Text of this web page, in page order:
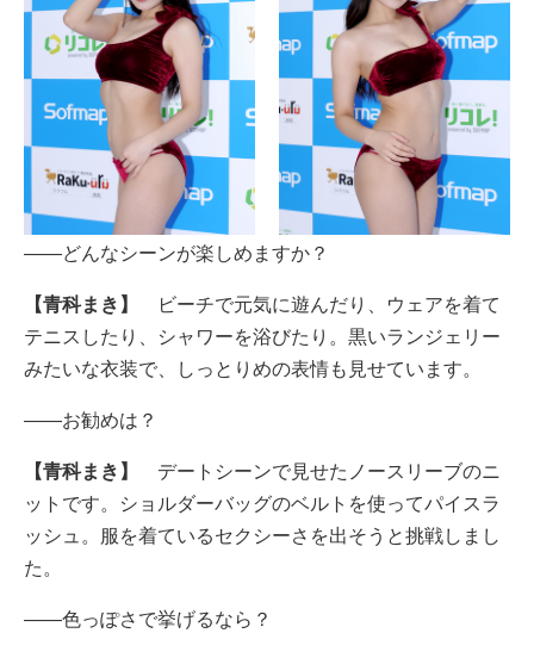
――どんなシーンが楽しめますか？
【青科まき】
ビーチで元気に遊んだり、ウェアを着て
テニスしたり、シャワーを浴びたり。黒いランジェリー
みたいな衣装で、しっとりめの表情も見せています。
――お勧めは？
【青科まき】
デートシーンで見せたノースリーブのニ
ットです。ショルダーバッグのベルトを使ってパイスラ
ッシュ。服を着ているセクシーさを出そうと挑戦しまし
た。
――色っぽさで挙げるなら？